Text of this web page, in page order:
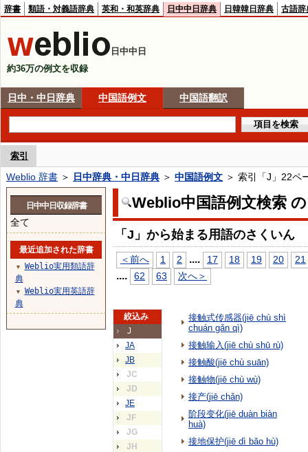
辞書 類語・対義語辞典 英和・和英辞典 日中中日辞典 日韓韓日辞典 古語辞
日中中日
約36万の例文を収録
日中・中日辞典 中国語例文 中国語翻訳
索引
Weblio 辞書 ＞ 日中辞典・中日辞典 ＞ 中国語例文 ＞ 索引「J」22ペ
Weblio中国語例文検索
「J」から始まる用語のさくいん
＜前へ 1 2 .... 17 18 19 20 21
.... 62 63 次へ＞
絞込み
J
JA
JB
JC
JD
JE
JF
JG
JH
接触式传感器(jiē chù shì
chuán gǎn qì)
接触输入(jiē chù shū rù)
接触酸(jiē chù suān)
接触物(jiē chù wù)
接产(jiē chǎn)
阶段变化(jiē duàn biàn
huà)
接地保护(jiē dì bǎo hù)
日中中日収録辞書
全て
最近追加された辞書
▼
Weblio実用類語辞
典
▼
Weblio実用英語辞
典